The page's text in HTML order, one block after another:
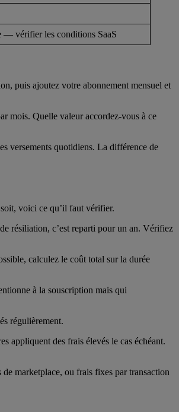
— vérifier les conditions SaaS
puis ajoutez votre abonnement mensuel et
mois. Quelle valeur accordez-vous à ce
versements quotidiens. La différence de
voici ce qu’il faut vérifier.
résiliation, c’est reparti pour un an. Vérifiez
calculez le coût total sur la durée
à la souscription mais qui
régulièrement.
appliquent des frais élevés le cas échéant.
marketplace, ou frais fixes par transaction